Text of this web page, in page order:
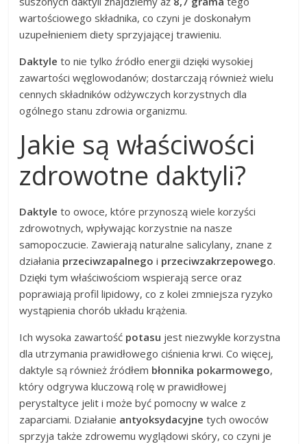
wartościowego składnika, co czyni je doskonałym
uzupełnieniem diety sprzyjającej trawieniu.
Daktyle to nie tylko źródło energii dzięki wysokiej
zawartości węglowodanów; dostarczają również wielu
cennych składników odżywczych korzystnych dla
ogólnego stanu zdrowia organizmu.
Jakie są właściwości
zdrowotne daktyli?
Daktyle to owoce, które przynoszą wiele korzyści
zdrowotnych, wpływając korzystnie na nasze
samopoczucie. Zawierają naturalne salicylany, znane z
działania przeciwzapalnego i przeciwzakrzepowego.
Dzięki tym właściwościom wspierają serce oraz
poprawiają profil lipidowy, co z kolei zmniejsza ryzyko
wystąpienia chorób układu krążenia.
Ich wysoka zawartość potasu jest niezwykle korzystna
dla utrzymania prawidłowego ciśnienia krwi. Co więcej,
daktyle są również źródłem błonnika pokarmowego,
który odgrywa kluczową rolę w prawidłowej
perystaltyce jelit i może być pomocny w walce z
zaparciami. Działanie antyoksydacyjne tych owoców
sprzyja także zdrowemu wyglądowi skóry, co czyni je